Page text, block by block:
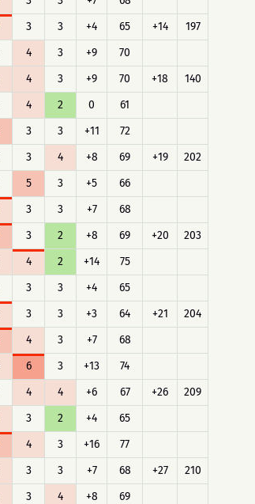
3 3 +4 65 +14
197
4 3 +9
70
4 3 +9 70 +18
140
4 2 0
61
3 3 +11
72
3 4 +8 69 +19
202
5 3 +5
66
3 3 +7
68
3 2 +8 69 +20
203
4 2 +14
75
3 3 +4
65
3 3 +3 64 +21
204
4 3 +7
68
6 3 +13
74
4 4 +6 67 +26
209
3 2 +4
65
4 3 +16
77
3 3 +7 68 +27
210
3 4 +8
69